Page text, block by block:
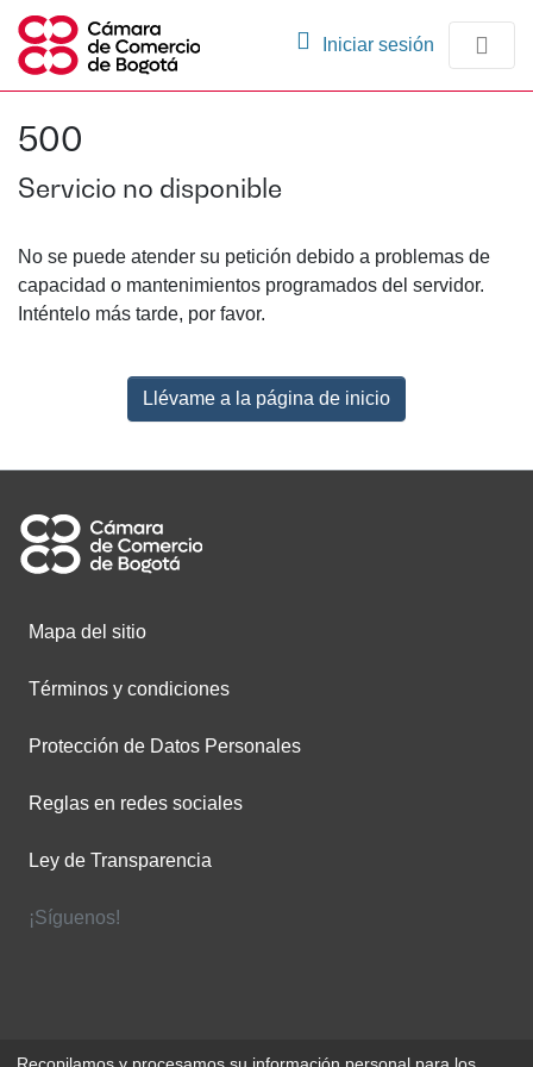
Iniciar sesión (current)
500
Servicio no disponible
No se puede atender su petición debido a problemas de
capacidad o mantenimientos programados del servidor.
Inténtelo más tarde, por favor.
Llévame a la página de inicio
Mapa del sitio
Términos y condiciones
Protección de Datos Personales
Reglas en redes sociales
Ley de Transparencia
¡Síguenos!